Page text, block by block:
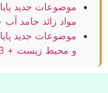
موضوعات جدید
مواد زائد جامد آب + 113عنوان
موضوعات جدید
و محیط زیست + 113عنوان بروز